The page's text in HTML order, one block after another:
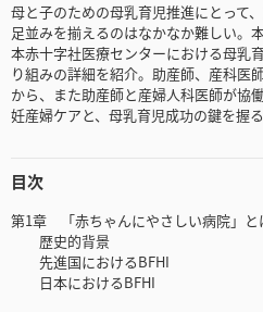
母と子のための母乳育児推進にとって
足並みを揃えるのはなかなか難しい。
本赤十字社医療センターにおける母乳
り組みの詳細を紹介。助産師、産科医
から、また助産師と産婦人科医師が協
妊産婦ケアと、母乳育児成功の鍵を握
目次
第1章 「赤ちゃんにやさしい病院」と
歴史的背景
先進国におけるBFHI
日本におけるBFHI